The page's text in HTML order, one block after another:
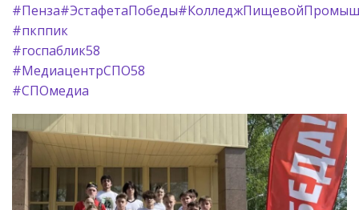
#Пенза#ЭстафетаПобеды
#пкппик
#госпаблик58
#МедиацентрСПО58
#СПОмедиа